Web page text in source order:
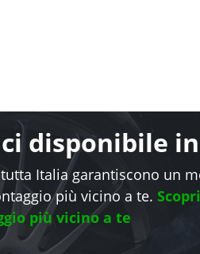
disponibile
Italia garantiscono un
più vicino a te.
più vicino a te